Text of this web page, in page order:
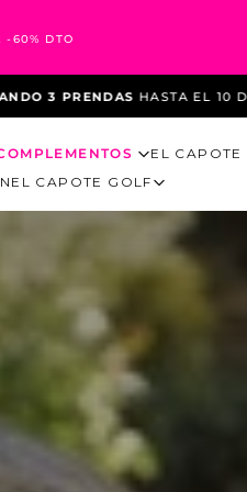
-60% DTO
AGOSTO*DEBIDO A LA
EL
EL CAPOTE GOLF